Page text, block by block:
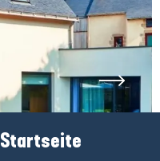
Startseite